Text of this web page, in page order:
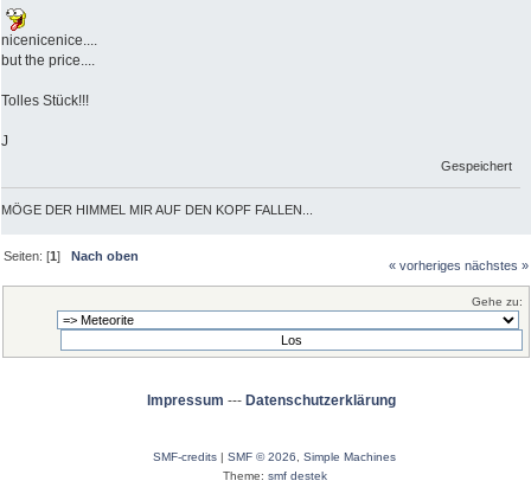
nicenicenice....
but the price....
Tolles Stück!!!
J
Gespeichert
MÖGE DER HIMMEL MIR AUF DEN KOPF FALLEN...
Seiten: [1]Nach oben
« vorheriges nächstes »
Gehe zu:
Impressum --- Datenschutzerklärung
SMF-credits | SMF © 2026
Simple Machines
Theme: smf destek